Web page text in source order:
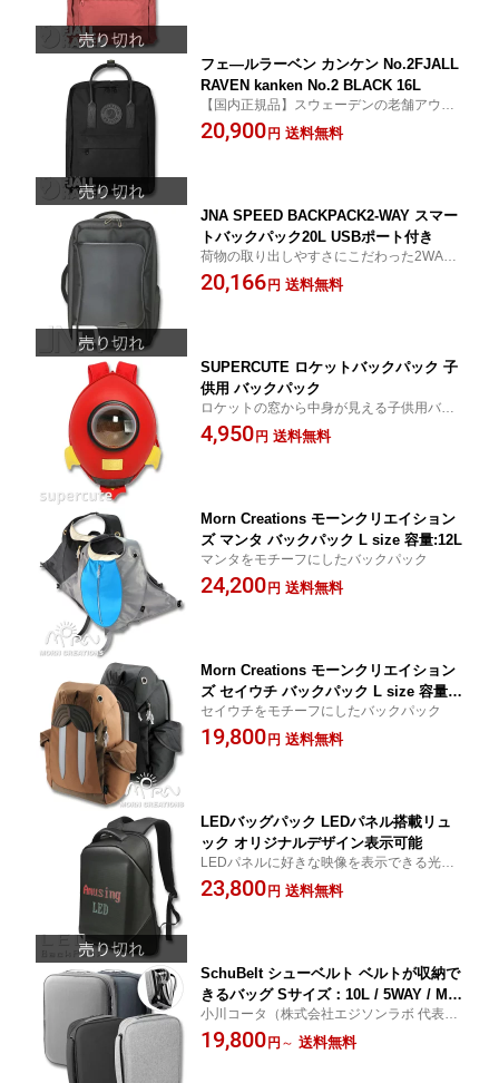
フェ—ルラーベン カンケン No.2FJALL
RAVEN kanken No.2 BLACK 16L
【国内正規品】スウェーデンの老舗アウト
ドアブランド FJALL RAVENの人気バック
パックの中でも高い耐久性と撥水性に優れ
20,900 円 送料無料
JNA SPEED BACKPACK2-WAY スマー
トバックパック20L USBポート付き
荷物の取り出しやすさにこだわった2WAY
タイプのスマートバックパック（KEY WOR
D: バックパック ハンドバッグ ビジネスバ
20,166 円 送料無料
SUPERCUTE ロケットバックパック 子
供用 バックパック
ロケットの窓から中身が見える子供用バッ
クパック（KEY WORD: リュック リュック
サック )
4,950 円 送料無料
Morn Creations モーンクリエイション
ズ マンタ バックパック L size 容量:12L
マンタをモチーフにしたバックパック
24,200 円 送料無料
Morn Creations モーンクリエイション
ズ セイウチ バックパック L size 容量:2
2L
セイウチをモチーフにしたバックパック
19,800 円 送料無料
LEDバッグパック LEDパネル搭載リュ
ック オリジナルデザイン表示可能
LEDパネルに好きな映像を表示できる光るL
EDバッグ
23,800 円 送料無料
SchuBelt シューベルト ベルトが収納で
きるバッグ Sサイズ：10L / 5WAY / Mac
Book Air（13インチ）対応 Lサイズ：1
2L / 4WAY/ MacBook Pro（16インチ）
小川コータ（株式会社エジソンラボ 代表）
が手掛け、テレビ東京「ワールドビジネス
サテライト・とれたま」に紹介されて大人
19,800 円 ～ 送料無料